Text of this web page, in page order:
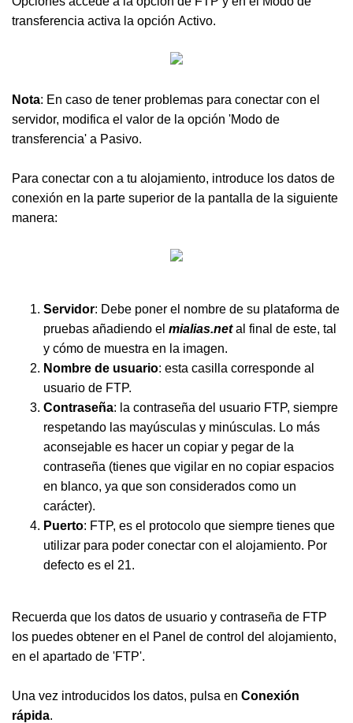
transferencia activa la opción Activo.
Nota: En caso de tener problemas para conectar con el
servidor, modifica el valor de la opción 'Modo de
transferencia' a Pasivo.
Para conectar con a tu alojamiento, introduce los datos de
conexión en la parte superior de la pantalla de la siguiente
manera:
Servidor: Debe poner el nombre de su plataforma de
pruebas añadiendo el mialias.netal final de este, tal
y cómo de muestra en la imagen.
Nombre de usuario: esta casilla corresponde al
usuario de FTP.
Contraseña: la contraseña del usuario FTP, siempre
respetando las mayúsculas y minúsculas. Lo más
aconsejable es hacer un copiar y pegar de la
contraseña (tienes que vigilar en no copiar espacios
en blanco, ya que son considerados como un
carácter).
Puerto: FTP, es el protocolo que siempre tienes que
utilizar para poder conectar con el alojamiento. Por
defecto es el 21.
Recuerda que los datos de usuario y contraseña de FTP
los puedes obtener en el Panel de control del alojamiento,
en el apartado de 'FTP'.
Una vez introducidos los datos, pulsa en Conexión
rápida.